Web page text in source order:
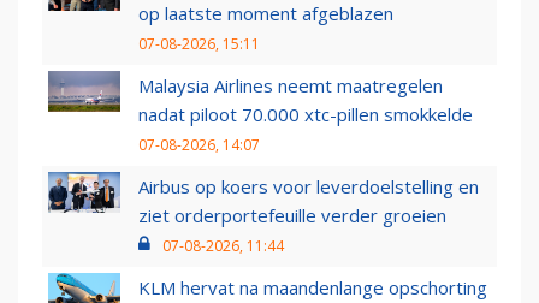
op laatste moment afgeblazen
07-08-2026, 15:11
Malaysia Airlines neemt maatregelen
nadat piloot 70.000 xtc-pillen smokkelde
07-08-2026, 14:07
Airbus op koers voor leverdoelstelling en
ziet orderportefeuille verder groeien
07-08-2026, 11:44
KLM hervat na maandenlange opschorting